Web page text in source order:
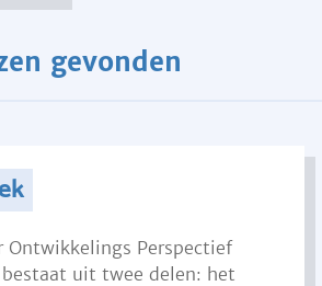
gevonden
Ontwikkelings Perspectief
uit twee delen: het